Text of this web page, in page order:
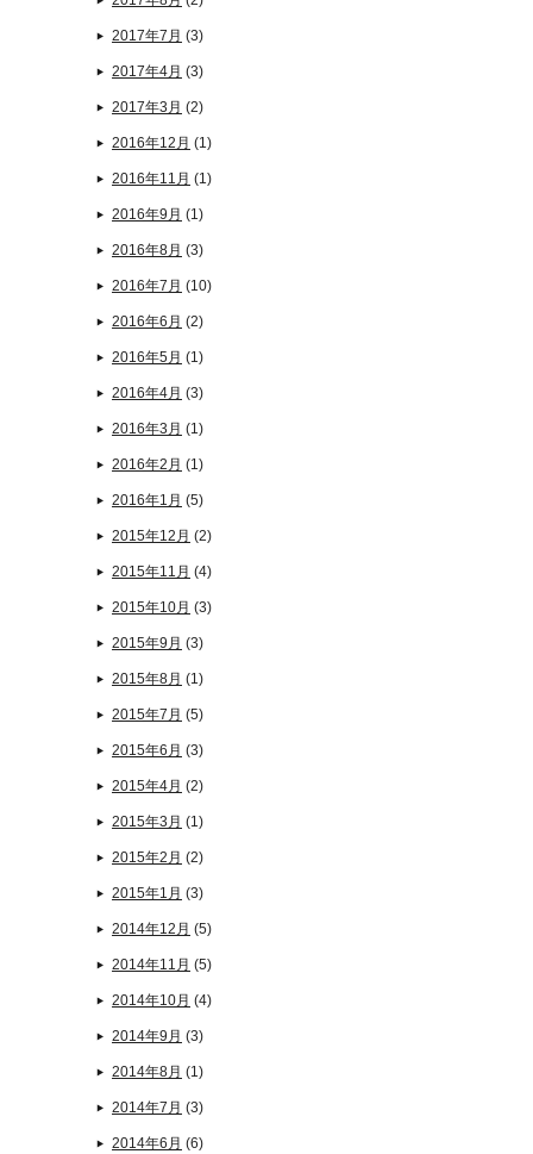
2017年7月 (3)
2017年4月 (3)
2017年3月 (2)
2016年12月 (1)
2016年11月 (1)
2016年9月 (1)
2016年8月 (3)
2016年7月 (10)
2016年6月 (2)
2016年5月 (1)
2016年4月 (3)
2016年3月 (1)
2016年2月 (1)
2016年1月 (5)
2015年12月 (2)
2015年11月 (4)
2015年10月 (3)
2015年9月 (3)
2015年8月 (1)
2015年7月 (5)
2015年6月 (3)
2015年4月 (2)
2015年3月 (1)
2015年2月 (2)
2015年1月 (3)
2014年12月 (5)
2014年11月 (5)
2014年10月 (4)
2014年9月 (3)
2014年8月 (1)
2014年7月 (3)
2014年6月 (6)